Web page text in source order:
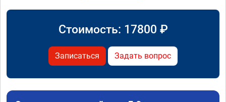
Стоимость: 17800 ₽
Записаться Задать вопрос